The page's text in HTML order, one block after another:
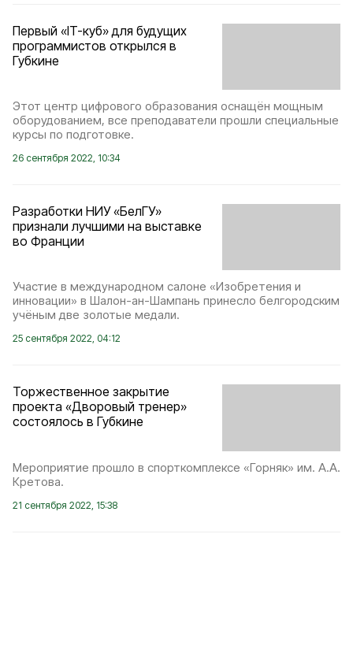
Первый «IT-куб» для будущих
программистов открылся в
Губкине
Этот центр цифрового образования оснащён мощным
оборудованием, все преподаватели прошли специальные
курсы по подготовке.
26 сентября 2022, 10:34
Разработки НИУ «БелГУ»
признали лучшими на выставке
во Франции
Участие в международном салоне «Изобретения и
инновации» в Шалон-ан-Шампань принесло белгородским
учёным две золотые медали.
25 сентября 2022, 04:12
Торжественное закрытие
проекта «Дворовый тренер»
состоялось в Губкине
Мероприятие прошло в спорткомплексе «Горняк» им. А.А.
Кретова.
21 сентября 2022, 15:38